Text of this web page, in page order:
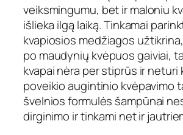
veiksmingumu, bet ir maloniu
išlieka ilgą laiką. Tinkamai
kvapiosios medžiagos
po maudynių kvėpuos gaiviai,
kvapai nėra per stiprūs ir neturi
poveikio augintinio kvėpavimo
švelnios formulės šampūnai
dirginimo ir tinkami net ir